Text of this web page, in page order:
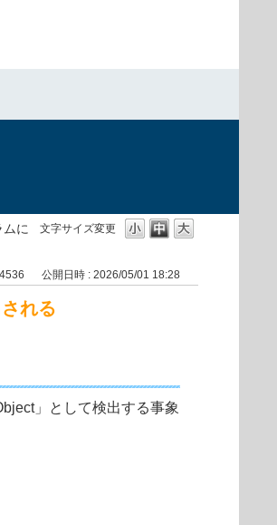
文字サイズ変更
に
公開日時 : 2026/05/01 18:28
れる
」として検出する事象